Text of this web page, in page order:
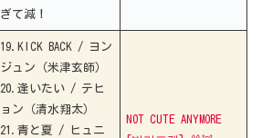
ぎて減！
19.KICK BACK / ヨン
ジュン（米津玄師）
20.逢いたい / テヒ
ョン（清水翔太）
21.青と夏 / ヒュニ
NOT CUTE ANYMORE